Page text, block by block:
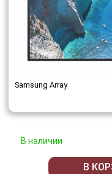
Samsung Array
В наличии
В